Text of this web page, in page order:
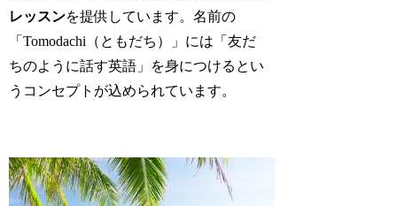
レッスンを提供しています。名前の
「Tomodachi（ともだち）」には「友だ
ちのように話す英語」を身につけるとい
うコンセプトが込められています。